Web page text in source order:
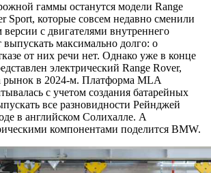
гаммы останутся модели Range
Sport, которые совсем недавно сменили
с двигателями внутреннего
выпускать максимально долго: о
от них речи нет. Однако уже в конце
электрический Range Rover,
рынок в 2024-м. Платформа MLA
с учетом создания батарейных
все разновидности Рейнджей
в английском Солихалле. А
компонентами поделится BMW.